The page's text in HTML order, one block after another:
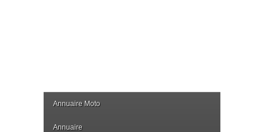
Annuaire Moto
Annuaire